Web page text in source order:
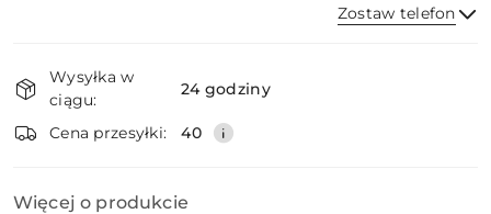
Zostaw telefon
i
dostawa
Wysyłka w
ciągu:
24 godziny
Cena przesyłki: 40
Więcej o produkcie